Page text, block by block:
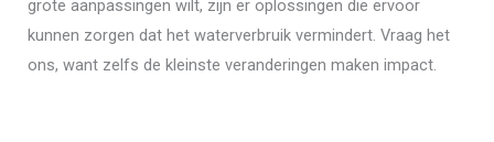
grote aanpassingen wilt, zijn er oplossingen die ervoor
kunnen zorgen dat het waterverbruik vermindert. Vraag het
ons, want zelfs de kleinste veranderingen maken impact.